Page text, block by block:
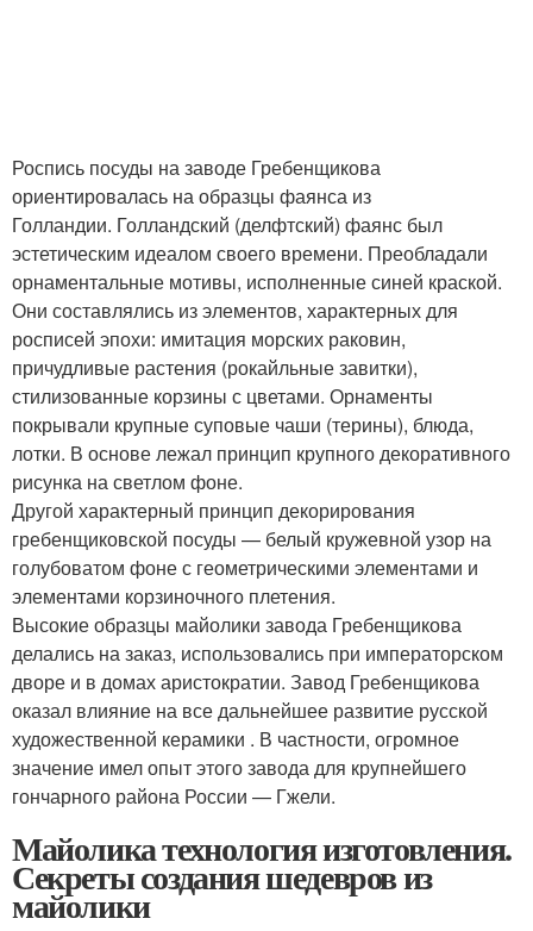
Роспись посуды на заводе Гребенщикова
ориентировалась на образцы фаянса из
Голландии. Голландский (делфтский) фаянс был
эстетическим идеалом своего времени. Преобладали
орнаментальные мотивы, исполненные синей краской.
Они составлялись из элементов, характерных для
росписей эпохи: имитация морских раковин,
причудливые растения (рокайльные завитки),
стилизованные корзины с цветами. Орнаменты
покрывали крупные суповые чаши (терины), блюда,
лотки. В основе лежал принцип крупного декоративного
рисунка на светлом фоне.
Другой характерный принцип декорирования
гребенщиковской посуды — белый кружевной узор на
голубоватом фоне с геометрическими элементами и
элементами корзиночного плетения.
Высокие образцы майолики завода Гребенщикова
делались на заказ, использовались при императорском
дворе и в домах аристократии. Завод Гребенщикова
оказал влияние на все дальнейшее развитие русской
художественной керамики . В частности, огромное
значение имел опыт этого завода для крупнейшего
гончарного района России — Гжели.
Майолика технология изготовления.
Секреты создания шедевров из
майолики